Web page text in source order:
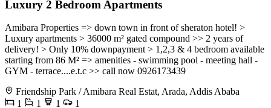
Luxury 2 Bedroom Apartments
Amibara Properties => down town in front of sheraton hotel! >
Luxury apartments > 36000 m² gated compound >> 2 years of
delivery! > Only 10% downpayment > 1,2,3 & 4 bedroom available
starting from 86 M² => amenities - swimming pool - meeting hall -
GYM - terrace....e.t.c >> call now 0926173439
Friendship Park / Amibara Real Estat, Arada, Addis Ababa
1
1 1
1